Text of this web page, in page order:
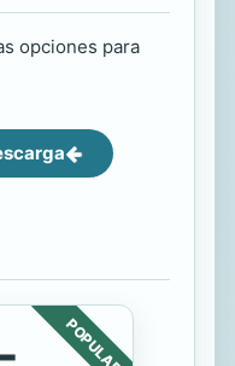
opciones para
POPULAR